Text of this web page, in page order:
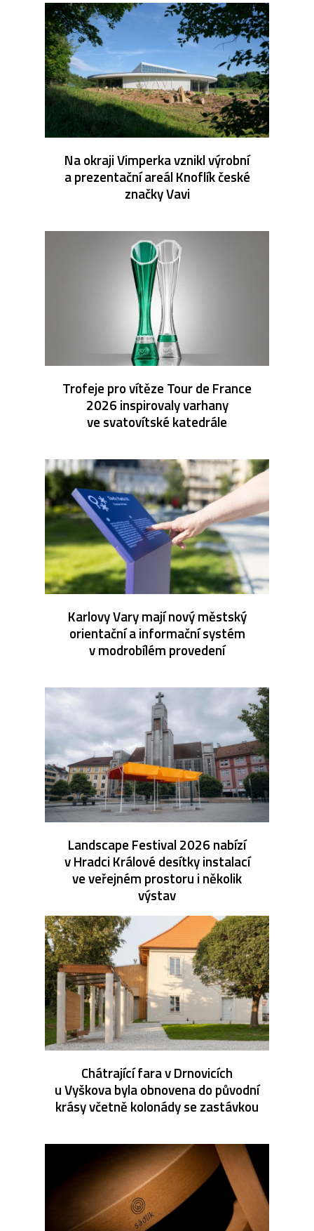
Na okraji Vimperka vznikl výrobní
a prezentační areál Knoflík české
značky Vavi
Trofeje pro vítěze Tour de France
2026 inspirovaly varhany
ve svatovítské katedrále
Karlovy Vary mají nový městský
orientační a informační systém
v modrobílém provedení
Landscape Festival 2026 nabízí
v Hradci Králové desítky instalací
ve veřejném prostoru i několik
výstav
Chátrající fara v Drnovicích
u Vyškova byla obnovena do původní
krásy včetně kolonády se zastávkou